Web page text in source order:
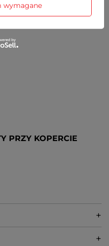
bez
PRZY KOPERCIE
wymagane